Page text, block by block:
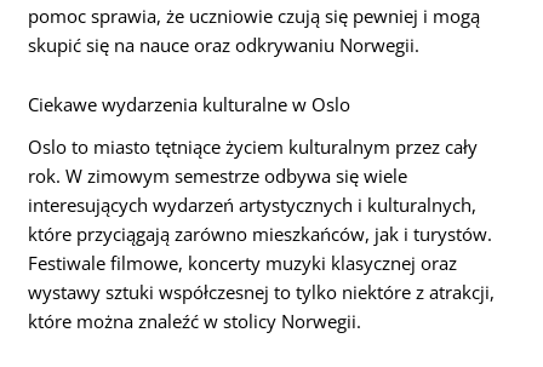
pomoc sprawia, że uczniowie czują się pewniej i mogą
skupić się na nauce oraz odkrywaniu Norwegii.
Ciekawe wydarzenia kulturalne w Oslo
Oslo to miasto tętniące życiem kulturalnym przez cały
rok. W zimowym semestrze odbywa się wiele
interesujących wydarzeń artystycznych i kulturalnych,
które przyciągają zarówno mieszkańców, jak i turystów.
Festiwale filmowe, koncerty muzyki klasycznej oraz
wystawy sztuki współczesnej to tylko niektóre z atrakcji,
które można znaleźć w stolicy Norwegii.